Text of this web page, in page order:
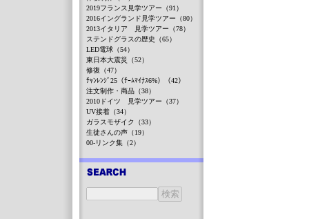
2019フランス見学ツアー（91）
2016イングランド見学ツアー（80）
2013イタリア 見学ツアー（78）
ステンドグラスの歴史（65）
LED電球（54）
東日本大震災（52）
修復（47）
ﾁｬﾝﾚﾝｼﾞ25（ﾁｰﾑﾏｲﾅｽ6%）（42）
注文制作・商品（38）
2010ドイツ 見学ツアー（37）
UV接着（34）
ガラスモザイク（33）
生徒さんの声（19）
00-リンク集（2）